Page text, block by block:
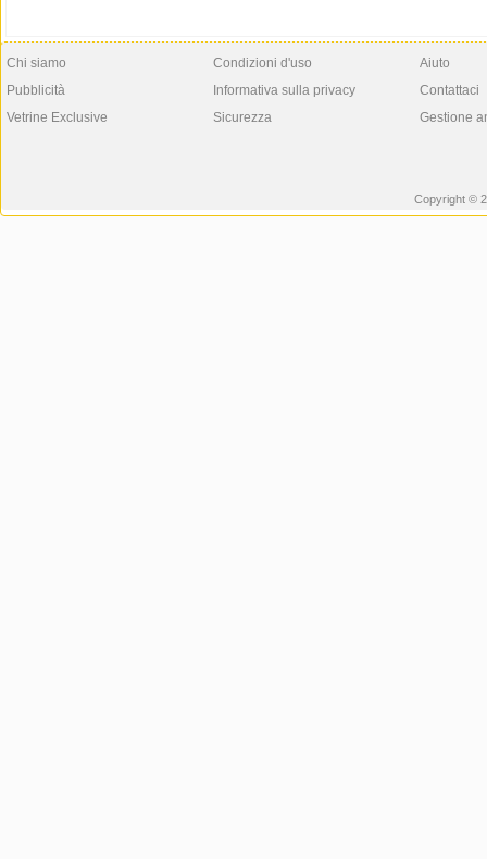
Chi siamo
Pubblicità
Vetrine Exclusive
Condizioni d'uso
Informativa sulla privacy
Sicurezza
Aiuto
Contattaci
Gestione
Copyright ©